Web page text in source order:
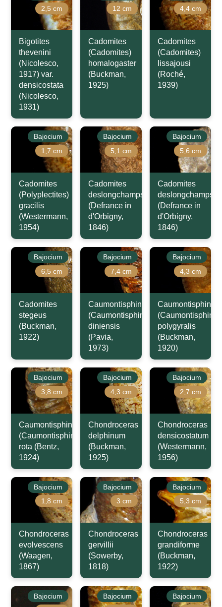
2,5 cm
Bigotites
thevenini
(Nicolesco,
1917) var.
densicostata
(Nicolesco,
1931)
12 cm
Cadomites
(Cadomites)
homalogaster
(Buckman,
1925)
4,4 cm
Cadomites
(Cadomites)
lissajousi
(Roché,
1939)
Bajocium
1,7 cm
Cadomites
(Polyplectites)
gracilis
(Westermann,
1954)
Bajocium
5,1 cm
Cadomites
deslongchampsi
(Defrance in
d'Orbigny,
1846)
Bajocium
5,6 cm
Cadomites
deslongchampsi
(Defrance in
d'Orbigny,
1846)
Bajocium
6,5 cm
Cadomites
stegeus
(Buckman,
1922)
Bajocium
7,4 cm
Caumontisphinctes
(Caumontisphinctes)
diniensis
(Pavia,
1973)
Bajocium
4,3 cm
polygyralis
(Buckman,
1920)
Bajocium
3,8 cm
Caumontisphinctes
(Caumontisphinctes)
rota (Bentz,
1924)
Bajocium
4,3 cm
Chondroceras
delphinum
(Buckman,
1925)
Bajocium
2,7 cm
Chondroceras
densicostatum
(Westermann,
1956)
Bajocium
1,8 cm
Chondroceras
evolvescens
(Waagen,
1867)
Bajocium
3 cm
Chondroceras
gervillii
(Sowerby,
1818)
Bajocium
5,3 cm
Chondroceras
grandiforme
(Buckman,
1922)
Bajocium
Bajocium
Bajocium